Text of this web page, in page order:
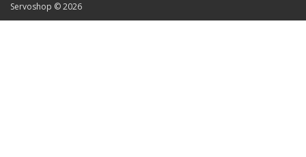
Servoshop © 2026